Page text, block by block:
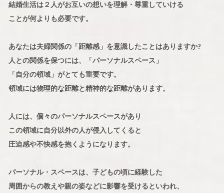
結婚生活は２人がお互いの想いを理解・尊重していける
ことが何よりも必要です。
あなたは夫婦関係の「距離感」を意識したことはありますか?
人との関係を保つには、「パーソナルスペース」
「自分の領域」がとても重要です。
領域には物理的な距離と精神的な距離があります。
人には、個々のパーソナルスペースがあり
この領域に自分以外の人が侵入してくると
圧迫感や不快感を抱くようになります。
パーソナル・スペースは、子どもの頃に経験した
周囲からの教えや親の姿などに影響を受けるといわれ、